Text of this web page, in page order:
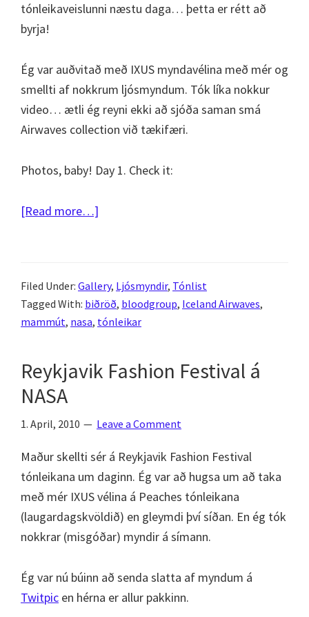
tónleikaveislunni næstu daga… þetta er rétt að
byrja!
Ég var auðvitað með IXUS myndavélina með mér og
smellti af nokkrum ljósmyndum. Tók líka nokkur
video… ætli ég reyni ekki að sjóða saman smá
Airwaves collection við tækifæri.
Photos, baby! Day 1. Check it:
[Read more…]
–
Dagur
1
MYNDIR!
Filed Under: Gallery, Ljósmyndir, Tónlist
Tagged With: biðröð, bloodgroup, Iceland Airwaves,
mammút, nasa, tónleikar
Reykjavik Fashion Festival á
NASA
1. April, 2010 Leave a Comment
Maður skellti sér á Reykjavik Fashion Festival
tónleikana um daginn. Ég var að hugsa um að taka
með mér IXUS vélina á Peaches tónleikana
(laugardagskvöldið) en gleymdi því síðan. En ég tók
nokkrar (misgóðar) myndir á símann.
Ég var nú búinn að senda slatta af myndum á
Twitpic en hérna er allur pakkinn.